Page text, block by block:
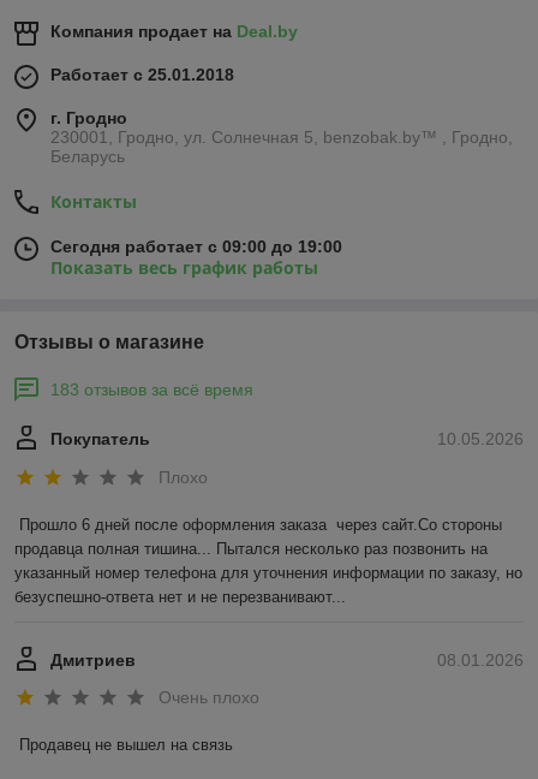
Компания продает на Deal.by
Работает с 25.01.2018
г. Гродно
230001, Гродно, ул. Солнечная 5, benzobak.by™ , Гродно,
Беларусь
Контакты
Сегодня работает с 09:00 до 19:00
Показать весь график работы
Отзывы о магазине
183 отзывов за всё время
10.05.2026
Покупатель
Плохо
Прошло 6 дней после оформления заказа  через сайт.Со стороны
продавца полная тишина... Пытался несколько раз позвонить на
указанный номер телефона для уточнения информации по заказу, но
безуспешно-ответа нет и не перезванивают...
08.01.2026
Дмитриев
Очень плохо
Продавец не вышел на связь